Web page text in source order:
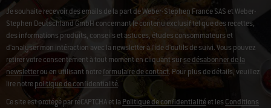
Je souhaite recevoir des emails de la part de Weber-Stephen France SAS et Weber-
Stephen Deutschland GmbH concernant le contenu exclusif tel que des recettes,
des informations produits, conseils et astuces, études consommateurs et
d'analyser mon intéraction avec la newsletter à l'ide d'outils de suivi. Vous pouvez
retirer votre consentement à tout moment en cliquant surse désabonner de la
newsletterou en utilisant notreformulaire de contact. Pour plus de détails, veuillez
lire notrepolitique de confidentialité.
Ce site est protégé par reCAPTCHA et la Politique de confidentialitéet lesConditions